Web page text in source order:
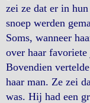
zei ze dat er in
snoep werden
Soms, wanneer
over haar
Bovendien
haar man. Ze zei
was. Hij had een